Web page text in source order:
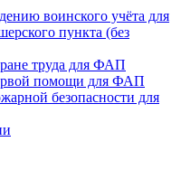
воинского учёта для
пункта (без
труда для ФАП
помощи для ФАП
безопасности для